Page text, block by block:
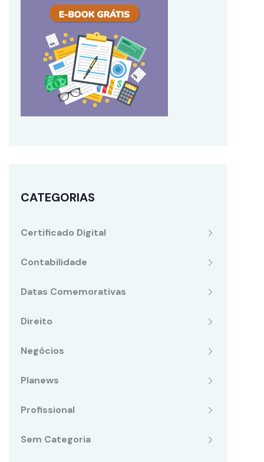
CATEGORIAS
Certificado Digital
Contabilidade
Datas Comemorativas
Direito
Negócios
Planews
Profissional
Sem Categoria